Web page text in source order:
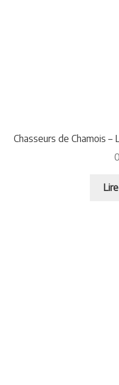
Chasseurs de Chamois –